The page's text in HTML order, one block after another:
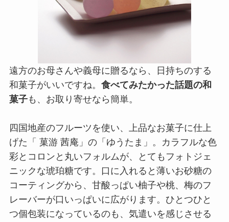
遠方のお母さんや義母に贈るなら、日持ちのする
和菓子がいいですね。 食べてみたかった話題の和
菓子も、お取り寄せなら簡単。
四国地産のフルーツを使い、上品なお菓子に仕上
げた「 菓游 茜庵」の「ゆうたま」。カラフルな色
彩とコロンと丸いフォルムが、とてもフォトジェ
ニックな琥珀糖です。口に入れると薄いお砂糖の
コーティングから、甘酸っぱい柚子や桃、梅のフ
レーバーが口いっぱいに広がります。ひとつひと
つ個包装になっているのも、気遣いを感じさせる